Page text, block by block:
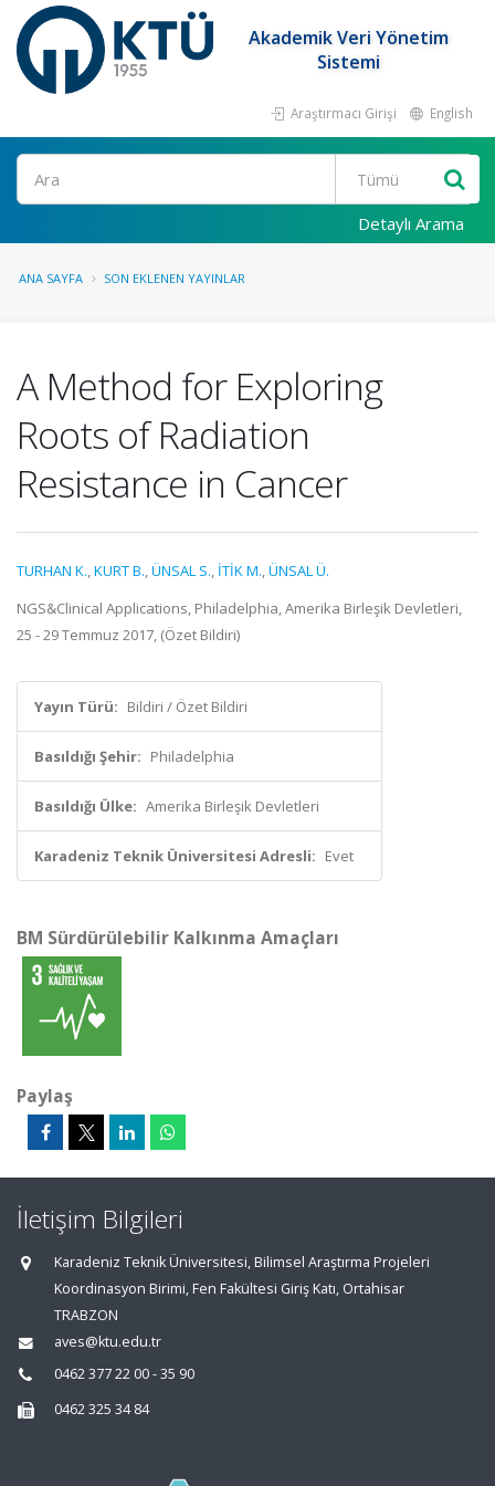
Akademik Veri Yönetim
Sistemi
Araştırmacı Girişi English
Ara
Detaylı Arama
ANA SAYFA SON EKLENEN YAYINLAR
A Method for Exploring
Roots of Radiation
Resistance in Cancer
TURHAN K.,KURT B.,ÜNSAL S., İTİK M.,ÜNSAL Ü.
NGS&Clinical Applications, Philadelphia, Amerika Birleşik Devletleri,
25 - 29 Temmuz 2017, (Özet Bildiri)
Yayın Türü: Bildiri / Özet Bildiri
Basıldığı Şehir: Philadelphia
Basıldığı Ülke: Amerika Birleşik Devletleri
Karadeniz Teknik Üniversitesi Adresli: Evet
BM Sürdürülebilir Kalkınma Amaçları
Paylaş
İletişim Bilgileri
Karadeniz Teknik Üniversitesi, Bilimsel Araştırma Projeleri
Koordinasyon Birimi, Fen Fakültesi Giriş Katı, Ortahisar
TRABZON
aves@ktu.edu.tr
0462 377 22 00 - 35 90
0462 325 34 84